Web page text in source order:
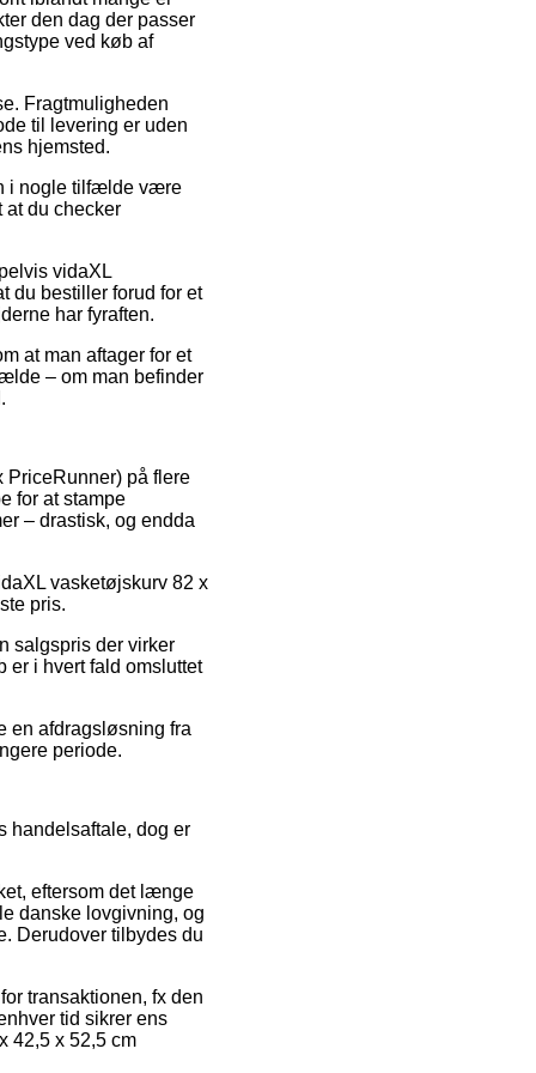
den dag der passer
ved køb af
Fragtmuligheden
til levering er uden
hjemsted.
i nogle tilfælde være
at du checker
vidaXL
du bestiller forud for et
har fyraften.
at man aftager for et
– om man befinder
PriceRunner) på flere
for at stampe
– drastisk, og endda
vasketøjskurv 82 x
pris.
salgspris der virker
er i hvert fald omsluttet
en afdragsløsning fra
periode.
handelsaftale, dog er
eftersom det længe
danske lovgivning, og
Derudover tilbydes du
transaktionen, fx den
tid sikrer ens
42,5 x 52,5 cm